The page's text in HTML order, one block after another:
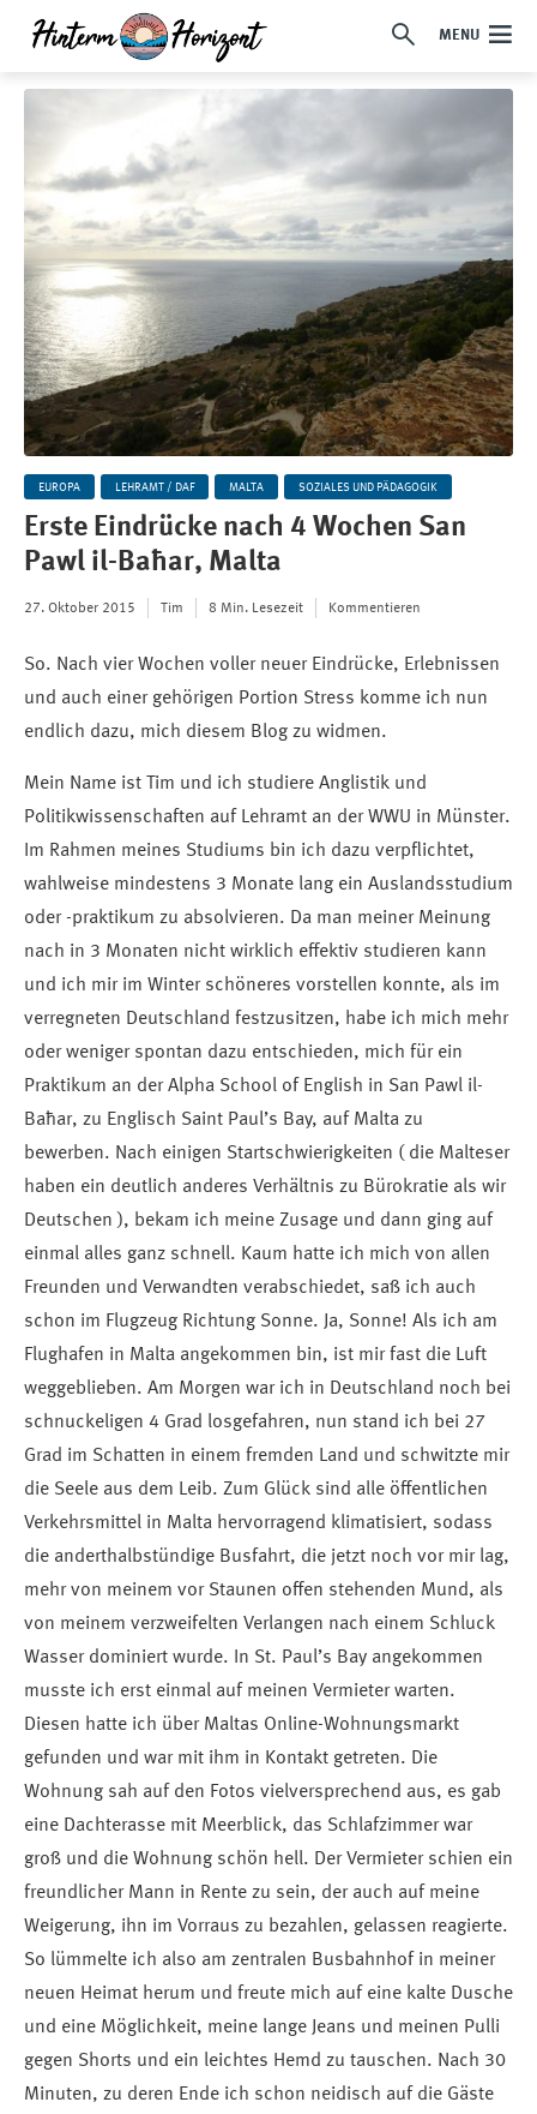
MENU
EUROPA LEHRAMT / DAF MALTA SOZIALES UND PÄDAGOGIK
Erste Eindrücke nach 4 Wochen San
Pawl il-Baħar, Malta
27. Oktober 2015 Tim 8 Min. Lesezeit Kommentieren
So. Nach vier Wochen voller neuer Eindrücke, Erlebnissen
und auch einer gehörigen Portion Stress komme ich nun
endlich dazu, mich diesem Blog zu widmen.
Mein Name ist Tim und ich studiere Anglistik und
Politikwissenschaften auf Lehramt an der WWU in Münster.
Im Rahmen meines Studiums bin ich dazu verpflichtet,
wahlweise mindestens 3 Monate lang ein Auslandsstudium
oder -praktikum zu absolvieren. Da man meiner Meinung
nach in 3 Monaten nicht wirklich effektiv studieren kann
und ich mir im Winter schöneres vorstellen konnte, als im
verregneten Deutschland festzusitzen, habe ich mich mehr
oder weniger spontan dazu entschieden, mich für ein
Praktikum an der Alpha School of English in San Pawl il-
Baħar, zu Englisch Saint Paul’s Bay, auf Malta zu
bewerben. Nach einigen Startschwierigkeiten ( die Malteser
haben ein deutlich anderes Verhältnis zu Bürokratie als wir
Deutschen ), bekam ich meine Zusage und dann ging auf
einmal alles ganz schnell. Kaum hatte ich mich von allen
Freunden und Verwandten verabschiedet, saß ich auch
schon im Flugzeug Richtung Sonne. Ja, Sonne! Als ich am
Flughafen in Malta angekommen bin, ist mir fast die Luft
weggeblieben. Am Morgen war ich in Deutschland noch bei
schnuckeligen 4 Grad losgefahren, nun stand ich bei 27
Grad im Schatten in einem fremden Land und schwitzte mir
die Seele aus dem Leib. Zum Glück sind alle öffentlichen
Verkehrsmittel in Malta hervorragend klimatisiert, sodass
die anderthalbstündige Busfahrt, die jetzt noch vor mir lag,
mehr von meinem vor Staunen offen stehenden Mund, als
von meinem verzweifelten Verlangen nach einem Schluck
Wasser dominiert wurde. In St. Paul’s Bay angekommen
musste ich erst einmal auf meinen Vermieter warten.
Diesen hatte ich über Maltas Online-Wohnungsmarkt
gefunden und war mit ihm in Kontakt getreten. Die
Wohnung sah auf den Fotos vielversprechend aus, es gab
eine Dachterasse mit Meerblick, das Schlafzimmer war
groß und die Wohnung schön hell. Der Vermieter schien ein
freundlicher Mann in Rente zu sein, der auch auf meine
Weigerung, ihn im Vorraus zu bezahlen, gelassen reagierte.
So lümmelte ich also am zentralen Busbahnhof in meiner
neuen Heimat herum und freute mich auf eine kalte Dusche
und eine Möglichkeit, meine lange Jeans und meinen Pulli
gegen Shorts und ein leichtes Hemd zu tauschen. Nach 30
Minuten, zu deren Ende ich schon neidisch auf die Gäste